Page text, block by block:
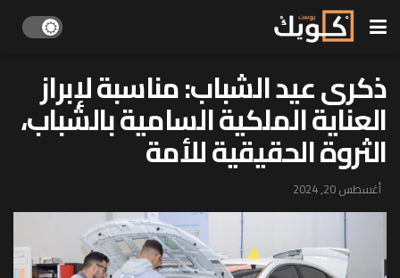
ذكرى عيد الشباب: مناسبة لإبراز
العناية الملكية السامية بالشباب،
الثروة الحقيقية للأمة
أغسطس 20, 2024